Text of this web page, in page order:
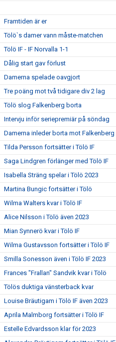
Framtiden är er
Tölö`s damer vann måste-matchen
Tölö IF - IF Norvalla 1-1
Dålig start gav förlust
Damerna spelade oavgjort
Tre poäng mot två tidigare div 2 lag
Tölö slog Falkenberg borta
Intervju inför seriepremiär på söndag
Damerna inleder borta mot Falkenberg
Tilda Persson fortsätter i Tölö IF
Saga Lindgren förlänger med Tölö IF
Isabella Sträng spelar i Tölö 2023
Martina Bungic fortsätter i Tölö
Wilma Walters kvar i Tölö IF
Alice Nilsson i Tölö även 2023
Mian Synnerö kvar i Tölö IF
Wilma Gustavsson fortsätter i Tölö IF
Smilla Sonesson även i Tölö IF 2023
Frances "Frallan" Sandvik kvar i Tölö
Tölös duktiga vänsterback kvar
Louise Bräutigam i Tölö IF även 2023
Aprila Malmborg fortsätter i Tölö IF
Estelle Edvardsson klar för 2023